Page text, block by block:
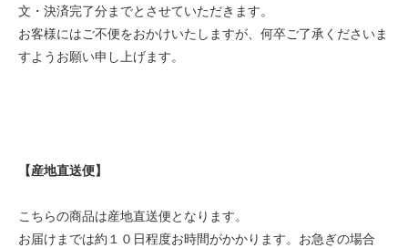
文・決済完了分までとさせていただきます。
お客様にはご不便をおかけいたしますが、何卒ご了承くださいま
すようお願い申し上げます。
【産地直送便】
こちらの商品は産地直送便となります。
お届けまでは約１０日程度お時間がかかります。お急ぎの場合